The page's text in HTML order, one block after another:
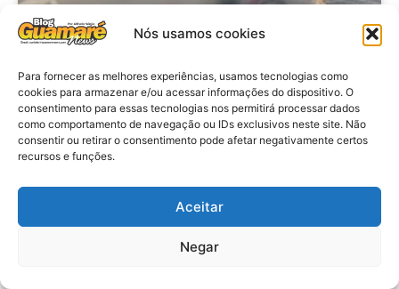
Nós usamos cookies
Para fornecer as melhores experiências, usamos tecnologias como
cookies para armazenar e/ou acessar informações do dispositivo. O
consentimento para essas tecnologias nos permitirá processar dados
como comportamento de navegação ou IDs exclusivos neste site. Não
consentir ou retirar o consentimento pode afetar negativamente certos
recursos e funções.
Aceitar
Negar
Acidente: A caminho do trabalho
professora se envolve em
acidente e vai a obito na RN 118
no Alto do Rodrigues, RN